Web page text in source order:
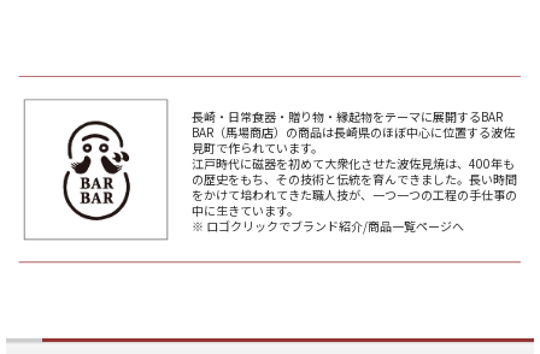
長崎・日常食器・贈り物・縁起物をテーマに展開するBAR
BAR（馬場商店）の商品は長崎県のほぼ中心に位置する波佐
見町で作られています。
江戸時代に磁器を初めて大衆化させた波佐見焼は、400年も
の歴史をもち、その技術と伝統を育んできました。長い時間
をかけて培われてきた職人技が、一つ一つの工程の手仕事の
中に生きています。
※ ロゴクリックでブランド紹介/商品一覧ページへ